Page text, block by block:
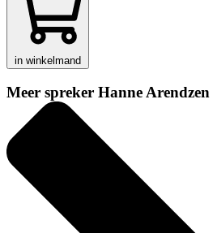
in winkelmand
Meer spreker Hanne Arendzen